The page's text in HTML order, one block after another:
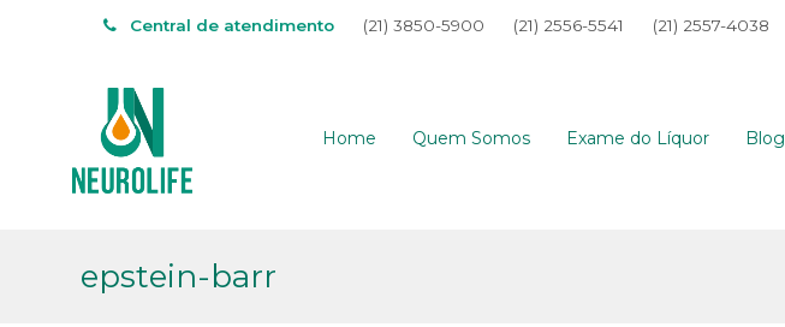
Central de atendimento (21) 3850-5900 (21) 2556-5541 (21) 2557-4038
Home Quem Somos Exame do Líquor Blog
epstein-barr